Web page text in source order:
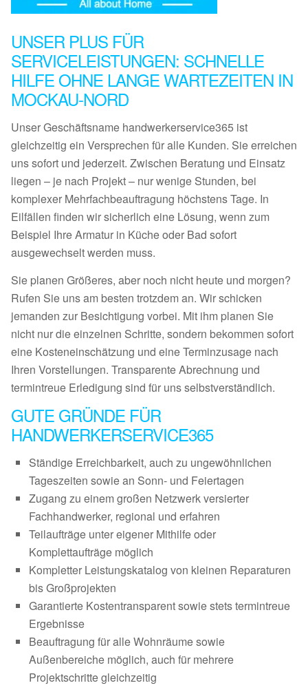
UNSER PLUS FÜR
SERVICELEISTUNGEN: SCHNELLE
HILFE OHNE LANGE WARTEZEITEN IN
MOCKAU-NORD
Unser Geschäftsname handwerkerservice365 ist
gleichzeitig ein Versprechen für alle Kunden. Sie erreichen
uns sofort und jederzeit. Zwischen Beratung und Einsatz
liegen – je nach Projekt – nur wenige Stunden, bei
komplexer Mehrfachbeauftragung höchstens Tage. In
Eilfällen finden wir sicherlich eine Lösung, wenn zum
Beispiel Ihre Armatur in Küche oder Bad sofort
ausgewechselt werden muss.
Sie planen Größeres, aber noch nicht heute und morgen?
Rufen Sie uns am besten trotzdem an. Wir schicken
jemanden zur Besichtigung vorbei. Mit ihm planen Sie
nicht nur die einzelnen Schritte, sondern bekommen sofort
eine Kosteneinschätzung und eine Terminzusage nach
Ihren Vorstellungen. Transparente Abrechnung und
termintreue Erledigung sind für uns selbstverständlich.
GUTE GRÜNDE FÜR
HANDWERKERSERVICE365
Ständige Erreichbarkeit, auch zu ungewöhnlichen
Tageszeiten sowie an Sonn- und Feiertagen
Zugang zu einem großen Netzwerk versierter
Fachhandwerker, regional und erfahren
Teilaufträge unter eigener Mithilfe oder
Komplettaufträge möglich
Kompletter Leistungskatalog von kleinen Reparaturen
bis Großprojekten
Garantierte Kostentransparent sowie stets termintreue
Ergebnisse
Beauftragung für alle Wohnräume sowie
Außenbereiche möglich, auch für mehrere
Projektschritte gleichzeitig